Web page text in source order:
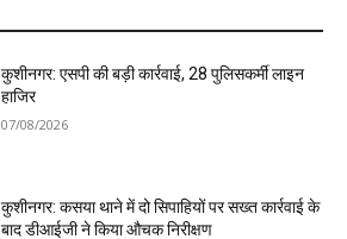
कुशीनगर: एसपी की बड़ी कार्रवाई, 28 पुलिसकर्मी लाइन
हाजिर
07/08/2026
कुशीनगर: कसया थाने में दो सिपाहियों पर सख्त कार्रवाई के
बाद डीआईजी ने किया औचक निरीक्षण